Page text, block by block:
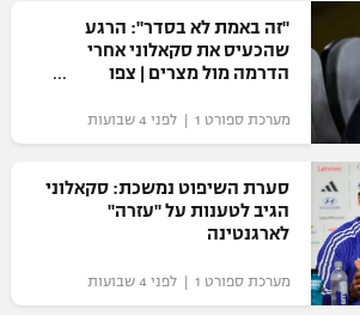
"זה באמת לא בסדר": הרגע
שהכעיס את סקאלוני אחרי
הדרמה מול מצרים | צפו
מערכת ספורט 1 | לפני 4 שבועות
סערת השיפוט נמשכת: סקאלוני
הגיב לטענות על "עזרה"
לארגנטינה
מערכת ספורט 1 | לפני 4 שבועות